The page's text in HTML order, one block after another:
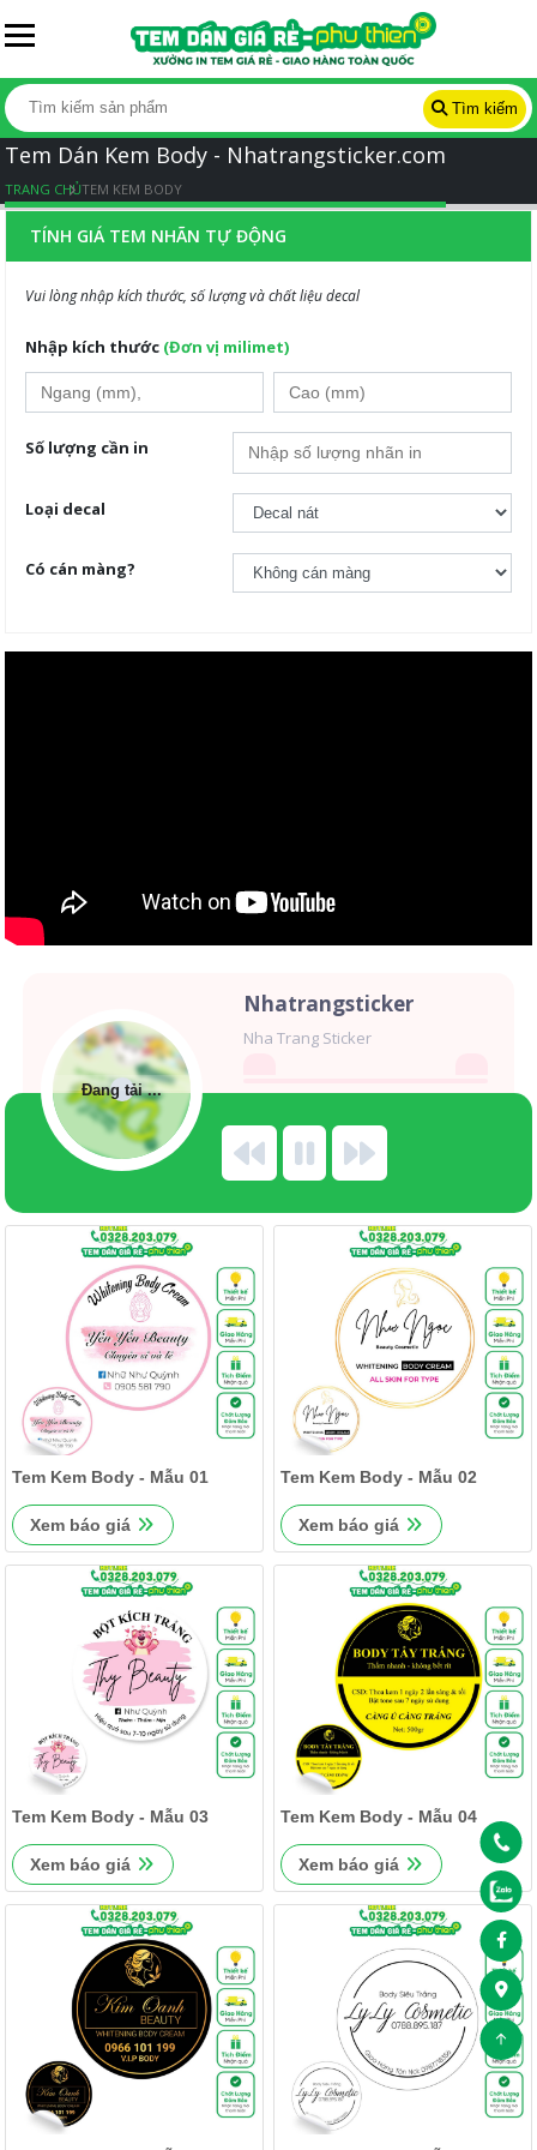
Tìm kiếm
Tem Dán Kem Body - Nhatrangsticker.com
TRANG CHỦTEM KEM BODY
Tem Kem Body - Mẫu 01
Xem báo giá
Tem Kem Body - Mẫu 02
Xem báo giá
Tem Kem Body - Mẫu 03
Xem báo giá
Tem Kem Body - Mẫu 04
Xem báo giá
TÍNH GIÁ TEM NHÃN TỰ ĐỘNG
Vui lòng nhập kích thước, số lượng và chất liệu decal
Nhập kích thước (Đơn vị milimet)
Số lượng cần in
Loại decal
Có cán màng?
Nhatrangsticker
Nha Trang Sticker
Đang tải ...